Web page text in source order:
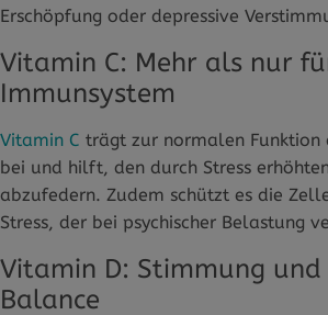
Erschöpfung oder depressive
Vitamin C: Mehr als nur
Immunsystem
Vitamin C trägt zur normalen Funktion
bei und hilft, den durch Stress
abzufedern. Zudem schützt es die
Stress, der bei psychischer Belastung
Vitamin D: Stimmung
Balance